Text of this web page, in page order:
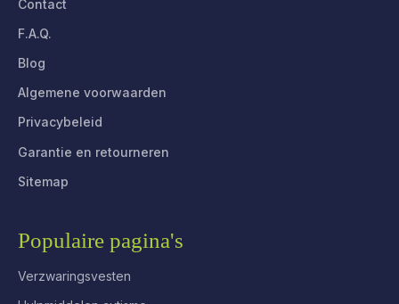
Contact
F.A.Q.
Blog
Algemene voorwaarden
Privacybeleid
Garantie en retourneren
Sitemap
Populaire pagina's
Verzwaringsvesten